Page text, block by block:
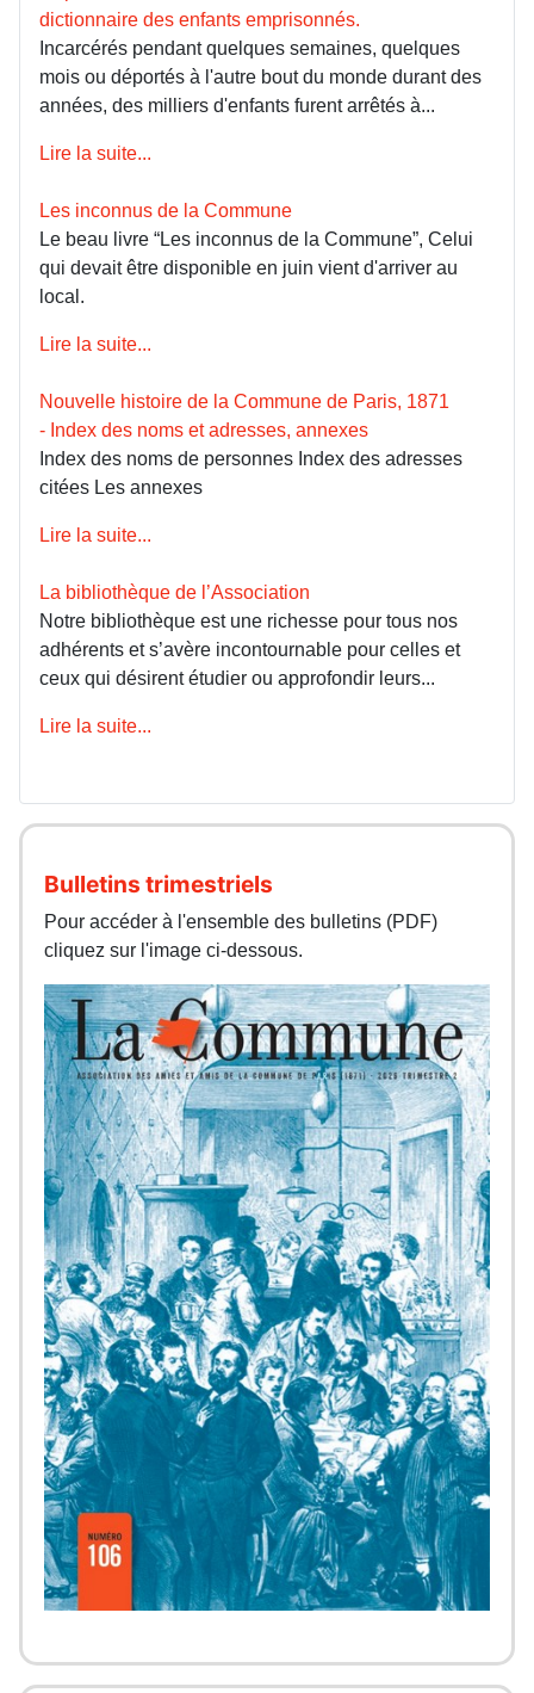
dictionnaire des enfants emprisonnés.
Incarcérés pendant quelques semaines, quelques
mois ou déportés à l'autre bout du monde durant des
années, des milliers d'enfants furent arrêtés à...
Lire la suite...
Les inconnus de la Commune
Le beau livre “Les inconnus de la Commune”, Celui
qui devait être disponible en juin vient d'arriver au
local.
Lire la suite...
Nouvelle histoire de la Commune de Paris, 1871
- Index des noms et adresses, annexes
Index des noms de personnes Index des adresses
citées Les annexes
Lire la suite...
La bibliothèque de l’Association
Notre bibliothèque est une richesse pour tous nos
adhérents et s’avère incontournable pour celles et
ceux qui désirent étudier ou approfondir leurs...
Lire la suite...
Bulletins trimestriels
Pour accéder à l'ensemble des bulletins (PDF)
cliquez sur l'image ci-dessous.